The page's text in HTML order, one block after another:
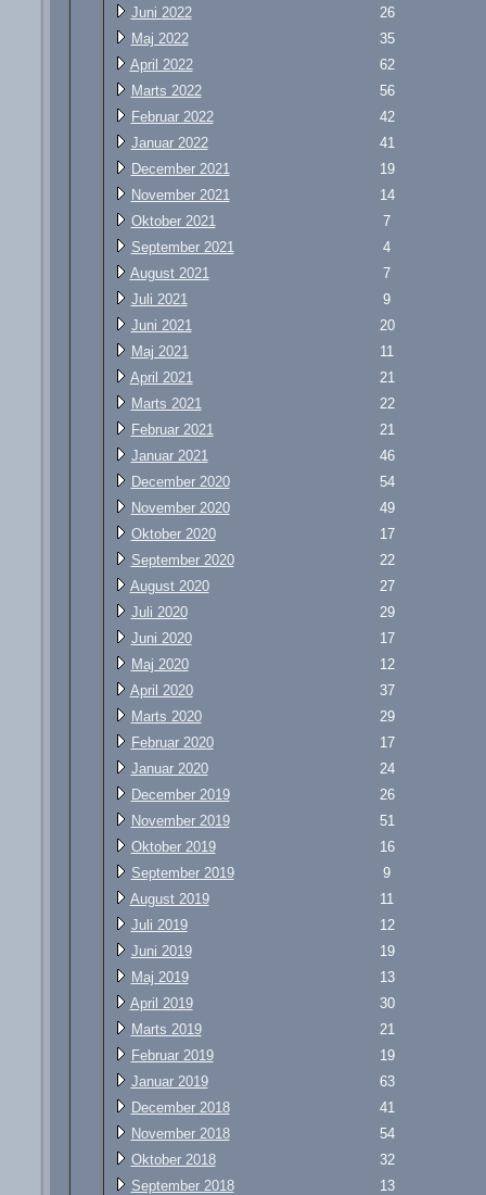
Juni 2022
26
Maj 2022
35
April 2022
62
Marts 2022
56
Februar 2022
42
Januar 2022
41
December 2021
19
November 2021
14
Oktober 2021
7
September 2021
4
August 2021
7
Juli 2021
9
Juni 2021
20
Maj 2021
11
April 2021
21
Marts 2021
22
Februar 2021
21
Januar 2021
46
December 2020
54
November 2020
49
Oktober 2020
17
September 2020
22
August 2020
27
Juli 2020
29
Juni 2020
17
Maj 2020
12
April 2020
37
Marts 2020
29
Februar 2020
17
Januar 2020
24
December 2019
26
November 2019
51
Oktober 2019
16
September 2019
9
August 2019
11
Juli 2019
12
Juni 2019
19
Maj 2019
13
April 2019
30
Marts 2019
21
Februar 2019
19
Januar 2019
63
December 2018
41
November 2018
54
Oktober 2018
32
September 2018
13